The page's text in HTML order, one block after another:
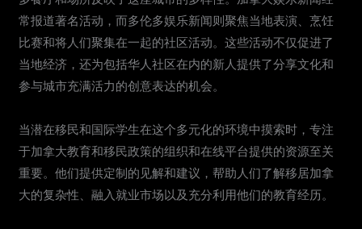
常报道著名活动，而多伦多娱乐新闻则聚焦当地表演、烹饪
比赛和将人们聚集在一起的社区活动。这些活动不仅促进了
当地经济，还为包括华人社区在内的新人提供了分享文化和
参与城市充满活力的创意表达的机会。
当潜在移民和国际学生在这个多元化的环境中摸索时，专注
于加拿大教育和移民政策的组织和在线平台提供的资源至关
重要。他们提供定制的见解和建议，帮助人们了解移居加拿
大的复杂性、融入就业市场以及充分利用他们的教育经历。